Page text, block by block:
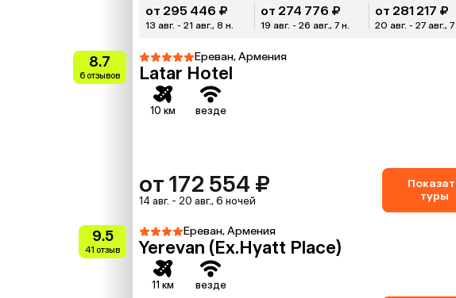
от 295 446 ₽
13 авг. - 21 авг., 8 н.
от 274 776 ₽
19 авг. - 26 авг., 7 н.
от 281 217 ₽
20 авг. - 27 авг.,
8.7
6 отзывов
Ереван, Армения
Latar Hotel
10 км везде
от 172 554 ₽
14 авг. - 20 авг., 6 ночей
туры
9.5
41 отзыв
Ереван, Армения
Yerevan (Ex.Hyatt Place)
11 км везде